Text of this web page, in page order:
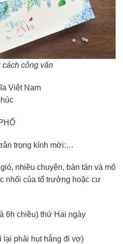
công văn
Việt Nam
trọng kính mời:…
nhiều chuyện, bàn tán và mổ
nhối của tổ trưởng hoặc cư
6h chiều) thứ Hai ngày
lại phải hụt hẫng đi vợ)